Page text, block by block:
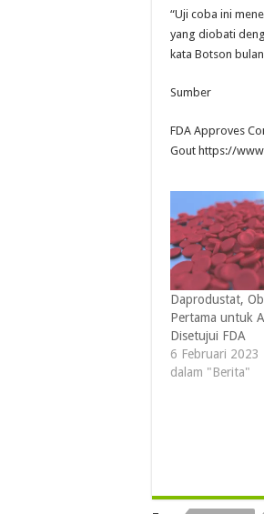
“Uji coba ini
yang diobati
kata Botson
Sumber
FDA Approves
Gout https://
Daprodustat,
Pertama untuk
Disetujui FDA
6 Februari 2023
dalam "Berita"